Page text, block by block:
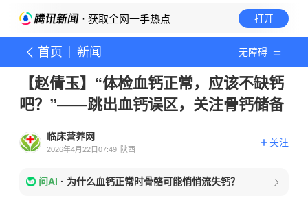
· 获取全网一手热点 打开
首页 新闻 无障碍
【赵倩玉】“体检血钙正常，应该不缺钙
吧？”——跳出血钙误区，关注骨钙储备
临床营养网
2026年4月22日07:49 陕西
关注
问AI · 为什么血钙正常时骨骼可能悄悄流失钙？